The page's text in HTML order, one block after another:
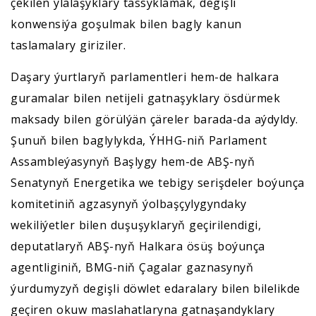
çekilen ylalaşyklary tassyklamak, degişli
konwensiýa goşulmak bilen bagly kanun
taslamalary giriziler.
Daşary ýurtlaryň parlamentleri hem-de halkara
guramalar bilen netijeli gatnaşyklary ösdürmek
maksady bilen görülýän çäreler barada-da aýdyldy.
Şunuň bilen baglylykda, ÝHHG-niň Parlament
Assambleýasynyň Başlygy hem-de ABŞ-nyň
Senatynyň Energetika we tebigy serişdeler boýunça
komitetiniň agzasynyň ýolbaşçylygyndaky
wekiliýetler bilen duşuşyklaryň geçirilendigi,
deputatlaryň ABŞ-nyň Halkara ösüş boýunça
agentliginiň, BMG-niň Çagalar gaznasynyň
ýurdumyzyň degişli döwlet edaralary bilen bilelikde
geçiren okuw maslahatlaryna gatnaşandyklary